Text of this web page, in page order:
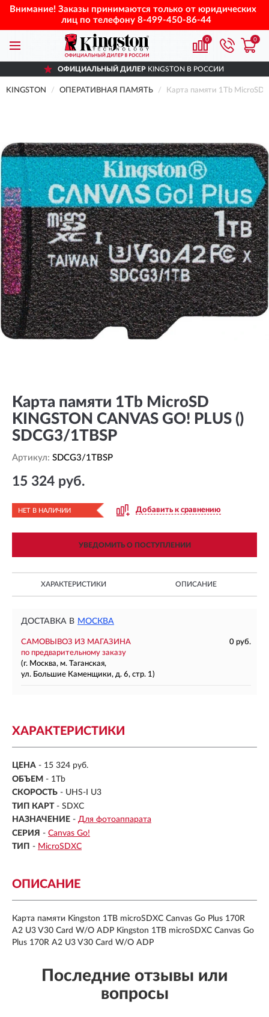
Внимание! Заказы принимаются только от юридических
лиц по телефону 8-499-450-86-44
0 0
ОФИЦИАЛЬНЫЙ ДИЛЕР KINGSTON В РОССИИ
KINGSTON ОПЕРАТИВНАЯ ПАМЯТЬ Карта памяти 1Tb MicroSD
Карта памяти 1Tb MicroSD
KINGSTON CANVAS GO! PLUS ()
SDCG3/1TBSP
Артикул: SDCG3/1TBSP
15 324 руб.
НЕТ В НАЛИЧИИ Добавить к сравнению
УВЕДОМИТЬ О ПОСТУПЛЕНИИ
ХАРАКТЕРИСТИКИ ОПИСАНИЕ
ДОСТАВКА В МОСКВА
САМОВЫВОЗ ИЗ МАГАЗИНА
0 руб.
по предварительному заказу
(г. Москва, м. Таганская,
ул. Большие Каменщики, д. 6, стр. 1)
ХАРАКТЕРИСТИКИ
ЦЕНА - 15 324 руб.
ОБЪЕМ - 1Tb
СКОРОСТЬ - UHS-I U3
ТИП КАРТ - SDXC
НАЗНАЧЕНИЕ - Для фотоаппарата
СЕРИЯ - Canvas Go!
ТИП - MicroSDXC
ОПИСАНИЕ
Карта памяти Kingston 1TB microSDXC Canvas Go Plus 170R
A2 U3 V30 Card W/O ADP Kingston 1TB microSDXC Canvas Go
Plus 170R A2 U3 V30 Card W/O ADP
Последние отзывы или
вопросы